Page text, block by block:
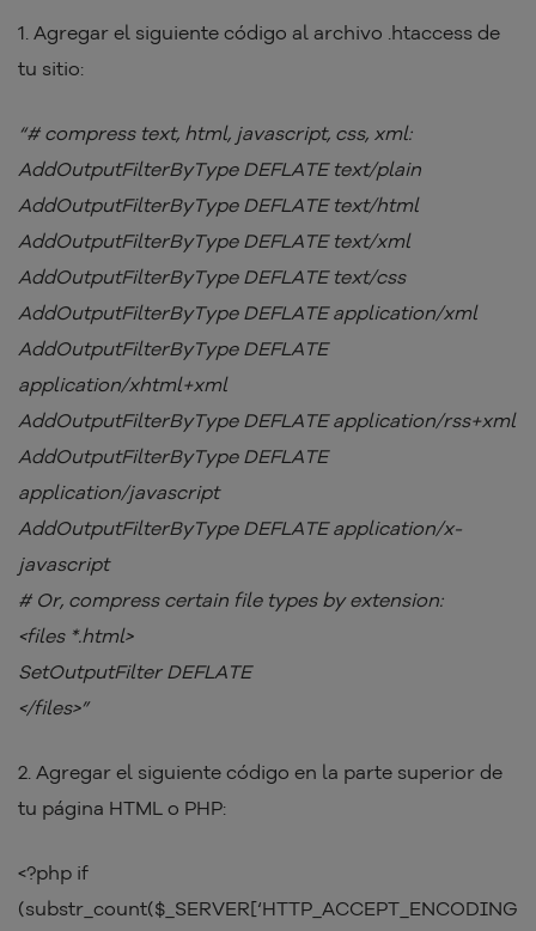
1. Agregar el siguiente código al archivo .htaccess de
tu sitio:
“# compress text, html, javascript, css, xml:
AddOutputFilterByType DEFLATE text/plain
AddOutputFilterByType DEFLATE text/html
AddOutputFilterByType DEFLATE text/xml
AddOutputFilterByType DEFLATE text/css
AddOutputFilterByType DEFLATE application/xml
AddOutputFilterByType DEFLATE
application/xhtml+xml
AddOutputFilterByType DEFLATE application/rss+xml
AddOutputFilterByType DEFLATE
application/javascript
AddOutputFilterByType DEFLATE application/x-
javascript
# Or, compress certain file types by extension:
<files *.html>
SetOutputFilter DEFLATE
</files>”
2. Agregar el siguiente código en la parte superior de
tu página HTML o PHP:
<?php if
(substr_count($_SERVER[‘HTTP_ACCEPT_ENCODING